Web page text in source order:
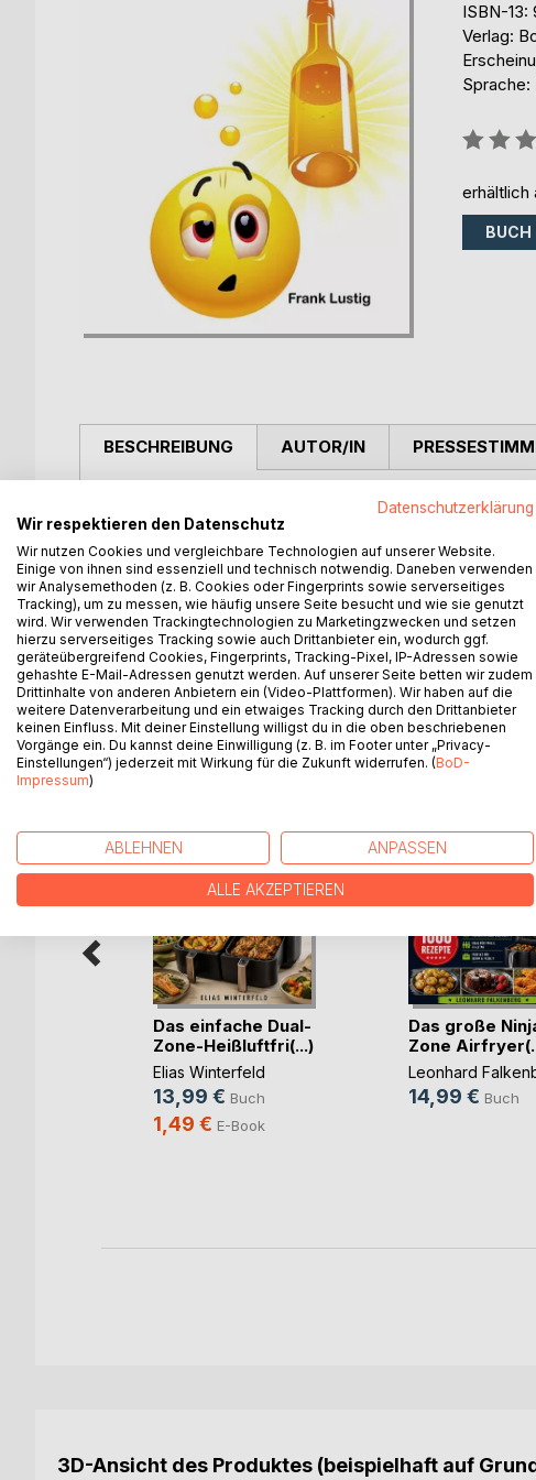
ISBN-13:
Verlag:
Sprache:
erhältlich
BUCH
BESCHREIBUNG
Herzlich Willkommen zum Club der „Trink- und
Für die meisten Menschen sind Partys und
ein ausgetrockneter Brunnen in der Sahara. Aus
überhaupt. Der Trink-Genuss wird umso schöner,
Trink- und Partyspielen kombiniert. Dieses Buch stellt
bringen und für jede Menge Heiterkeit und Spaß sorgen.
AUTOR/IN
WEITERE TITEL BEIBoD
Das einfache Dual-
Zone-Heißluftfri(...)
Elias Winterfeld
13,99 € Buch
1,49 € E-Book
Das große
Zone
Leonhard
14,99 € Buch
3D-Ansicht des Produktes (beispielhaft auf
Datenschutzerklärung
Wir respektieren den Datenschutz
Wir nutzen Cookies und vergleichbare Technologien auf unserer Website.
Einige von ihnen sind essenziell und technisch notwendig. Daneben verwenden
wir Analysemethoden (z. B. Cookies oder Fingerprints sowie serverseitiges
Tracking), um zu messen, wie häufig unsere Seite besucht und wie sie genutzt
wird. Wir verwenden Trackingtechnologien zu Marketingzwecken und setzen
hierzu serverseitiges Tracking sowie auch Drittanbieter ein, wodurch ggf.
geräteübergreifend Cookies, Fingerprints, Tracking-Pixel, IP-Adressen sowie
gehashte E-Mail-Adressen genutzt werden. Auf unserer Seite betten wir zudem
Drittinhalte von anderen Anbietern ein (Video-Plattformen). Wir haben auf die
weitere Datenverarbeitung und ein etwaiges Tracking durch den Drittanbieter
keinen Einfluss. Mit deiner Einstellung willigst du in die oben beschriebenen
Vorgänge ein. Du kannst deine Einwilligung (z. B. im Footer unter „Privacy-
Einstellungen“) jederzeit mit Wirkung für die Zukunft widerrufen. (BoD-
Impressum)
ABLEHNEN ANPASSEN
ALLE AKZEPTIEREN